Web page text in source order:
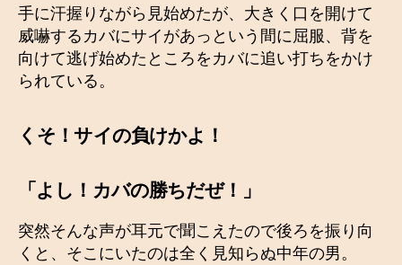
手に汗握りながら見始めたが、大きく口を開けて
威嚇するカバにサイがあっという間に屈服、背を
向けて逃げ始めたところをカバに追い打ちをかけ
られている。
くそ！サイの負けかよ！
「よし！カバの勝ちだぜ！」
突然そんな声が耳元で聞こえたので後ろを振り向
くと、そこにいたのは全く見知らぬ中年の男。